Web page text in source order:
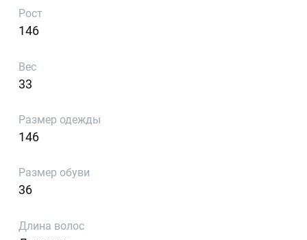
Рост
146
Вес
33
Размер одежды
146
Размер обуви
36
Длина волос